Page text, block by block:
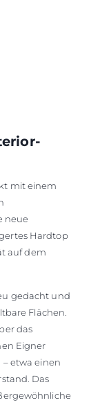
mit einem
neue
Hardtop
auf dem
gedacht und
Flächen.
das
Eigner
etwa einen
Das